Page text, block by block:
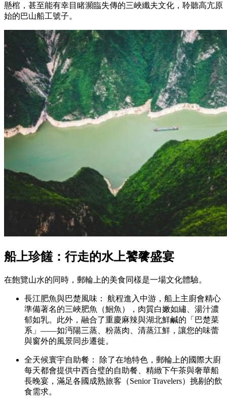
懸棺，甚至能有幸目睹瀕臨失傳的三峽纖夫文化，聆聽高亢原
始的巴山船工號子。
船上珍饈：行走的水上饕餮盛宴
在飽覽山水的同時，郵輪上的美食同樣是一場文化體驗。
長江肥魚與巴楚風味： 航程進入中游，船上主廚會精心
準備著名的三峽肥魚（鮰魚），肉質白嫩如繡、湯汁濃
郁如乳。此外，融合了重慶麻辣與湖北鮮鹹的「巴楚菜
系」——如沔陽三蒸、粉蒸肉、清蒸江鮮，讓您的味蕾
與窗外的風景同步遷徙。
全天候寰宇自助餐： 除了在地特色，郵輪上的國際大廚
每天都會提供中西合璧的自助餐、精緻下午茶與奢華船
長晚宴，滿足各國成熟旅客（Senior Travelers）挑剔的飲
食需求。